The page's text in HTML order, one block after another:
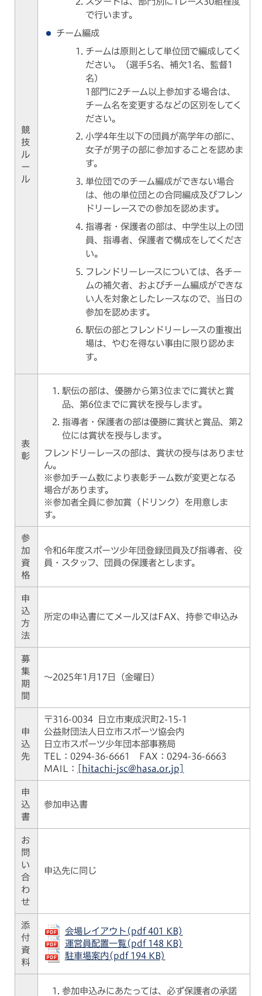
競
技
ル
ー
ル
で行います。
チーム編成
チームは原則として単位団で編成してく
ださい。（選手5名、補欠1名、監督1
名）
1部門に2チーム以上参加する場合は、
チーム名を変更するなどの区別をしてく
ださい。
小学4年生以下の団員が高学年の部に、
女子が男子の部に参加することを認めま
す。
単位団でのチーム編成ができない場合
は、他の単位団との合同編成及びフレン
ドリーレースでの参加を認めます。
指導者・保護者の部は、中学生以上の団
員、指導者、保護者で構成をしてくださ
い。
フレンドリーレースについては、各チー
ムの補欠者、およびチーム編成ができな
い人を対象としたレースなので、当日の
参加を認めます。
駅伝の部とフレンドリーレースの重複出
場は、やむを得ない事由に限り認めま
す。
表
彰
駅伝の部は、優勝から第3位までに賞状と賞
品、第6位までに賞状を授与します。
指導者・保護者の部は優勝に賞状と賞品、第2
位には賞状を授与します。
フレンドリーレースの部は、賞状の授与はありませ
ん。
※参加チーム数により表彰チーム数が変更となる
場合があります。
※参加者全員に参加賞（ドリンク）を用意しま
す。
参
加
資
格
令和6年度スポーツ少年団登録団員及び指導者、役
員・スタッフ、団員の保護者とします。
申
込
方
法
所定の申込書にてメール又はFAX、持参で申込み
募
集
期
間
～2025年1月17日（金曜日）
申
込
先
〒316-0034 日立市東成沢町2-15-1
公益財団法人日立市スポーツ協会内
日立市スポーツ少年団本部事務局
TEL：0294-36-6661 FAX：0294-36-6663
MAIL：
[hitachi-jsc@hasa.or.jp]
申
込
書
参加申込書
お
問
い
合
わ
せ
申込先に同じ
添
付
資
料
会場レイアウト(pdf 401 KB)
運営員配置一覧(pdf 148 KB)
駐車場案内(pdf 194 KB)
参加申込みにあたっては、必ず保護者の承諾